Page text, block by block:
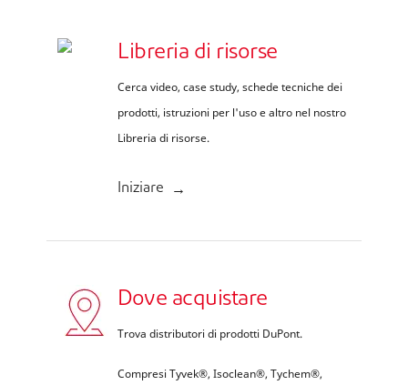
Libreria di risorse
Cerca video, case study, schede tecniche dei
prodotti, istruzioni per l'uso e altro nel nostro
Libreria di risorse.
Iniziare
Dove acquistare
Trova distributori di prodotti DuPont.
Compresi Tyvek®, Isoclean®, Tychem®,